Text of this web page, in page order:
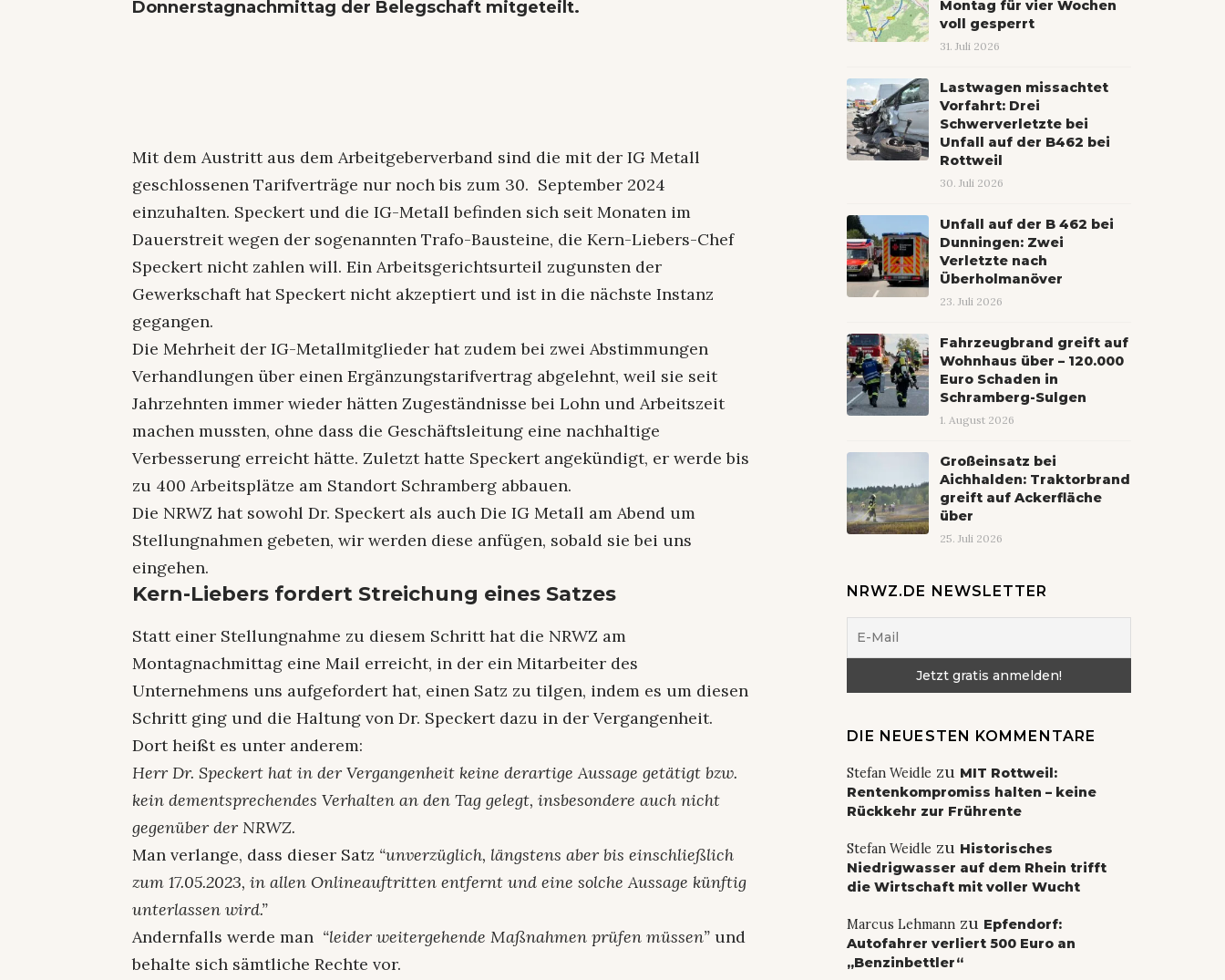
Donnerstagnachmittag der Belegschaft mitgeteilt.
Mit dem Austritt aus dem Arbeitgeberverband sind die mit der IG Metall
geschlossenen Tarifverträge nur noch bis zum 30. September 2024
einzuhalten. Speckert und die IG-Metall befinden sich seit Monaten im
Dauerstreit wegen der sogenannten Trafo-Bausteine, die Kern-Liebers-Chef
Speckert nicht zahlen will. Ein Arbeitsgerichtsurteil zugunsten der
Gewerkschaft hat Speckert nicht akzeptiert und ist in die nächste Instanz
gegangen.
Die Mehrheit der IG-Metallmitglieder hat zudem bei zwei Abstimmungen
Verhandlungen über einen Ergänzungstarifvertrag abgelehnt, weil sie seit
Jahrzehnten immer wieder hätten Zugeständnisse bei Lohn und Arbeitszeit
machen mussten, ohne dass die Geschäftsleitung eine nachhaltige
Verbesserung erreicht hätte. Zuletzt hatte Speckert angekündigt, er werde bis
zu 400 Arbeitsplätze am Standort Schramberg abbauen.
Die NRWZ hat sowohl Dr. Speckert als auch Die IG Metall am Abend um
Stellungnahmen gebeten, wir werden diese anfügen, sobald sie bei uns
eingehen.
Kern-Liebers fordert Streichung eines Satzes
Statt einer Stellungnahme zu diesem Schritt hat die NRWZ am
Montagnachmittag eine Mail erreicht, in der ein Mitarbeiter des
Unternehmens uns aufgefordert hat, einen Satz zu tilgen, indem es um diesen
Schritt ging und die Haltung von Dr. Speckert dazu in der Vergangenheit.
Dort heißt es unter anderem:
Herr Dr. Speckert hat in der Vergangenheit keine derartige Aussage getätigt bzw.
kein dementsprechendes Verhalten an den Tag gelegt, insbesondere auch nicht
gegenüber der NRWZ.
Man verlange, dass dieser Satz “unverzüglich, längstens aber bis einschließlich
zum 17.05.2023, in allen Onlineauftritten entfernt und eine solche Aussage künftig
unterlassen wird.”
Andernfalls werde man “leider weitergehende Maßnahmen prüfen müssen”und
behalte sich sämtliche Rechte vor.
Montag für vier Wochen
voll gesperrt
31. Juli 2026
Lastwagen missachtet
Vorfahrt: Drei
Schwerverletzte bei
Unfall auf der B462 bei
Rottweil
30. Juli 2026
Unfall auf der B 462 bei
Dunningen: Zwei
Verletzte nach
Überholmanöver
23. Juli 2026
Fahrzeugbrand greift auf
Wohnhaus über – 120.000
Euro Schaden in
Schramberg-Sulgen
1. August 2026
Großeinsatz bei
Aichhalden: Traktorbrand
greift auf Ackerfläche
über
25. Juli 2026
NRWZ.DE NEWSLETTER
DIE NEUESTEN KOMMENTARE
Stefan Weidle zu MIT Rottweil:
Rentenkompromiss halten – keine
Rückkehr zur Frührente
Stefan Weidle zu Historisches
Niedrigwasser auf dem Rhein trifft
die Wirtschaft mit voller Wucht
Marcus Lehmannzu Epfendorf:
Autofahrer verliert 500 Euro an
„Benzinbettler“